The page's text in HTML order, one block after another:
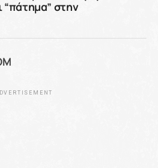
“πάτημα” στην